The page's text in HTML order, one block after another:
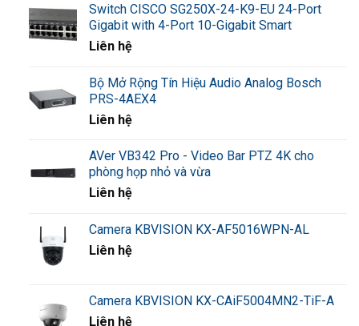
Switch CISCO SG250X-24-K9-EU 24-Port
Gigabit with 4-Port 10-Gigabit Smart
Liên hệ
Bộ Mở Rộng Tín Hiệu Audio Analog Bosch
PRS-4AEX4
Liên hệ
AVer VB342 Pro - Video Bar PTZ 4K cho
phòng họp nhỏ và vừa
Liên hệ
Camera KBVISION KX-AF5016WPN-AL
Liên hệ
Camera KBVISION KX-CAiF5004MN2-TiF-A
Liên hệ